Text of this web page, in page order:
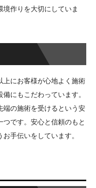
作りを大切にしていま
上にお客様が心地よく施術
にもこだわっています。
端の施術を受けるという安
です。安心と信頼のもと
手伝いをしています。